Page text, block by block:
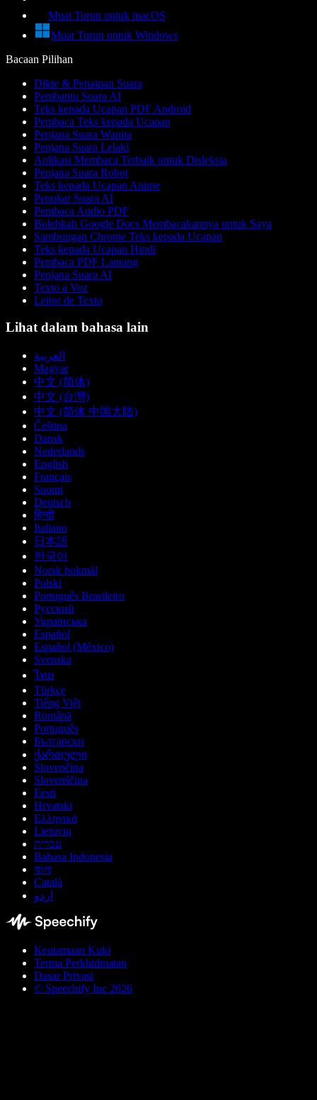
Muat Turun untuk macOS
Muat Turun untuk Windows
Bacaan Pilihan
Dikte & Penaipan Suara
Pembantu Suara AI
Teks kepada Ucapan PDF Android
Pembaca Teks kepada Ucapan
Penjana Suara Wanita
Penjana Suara Lelaki
Aplikasi Membaca Terbaik untuk Disleksia
Penjana Suara Robot
Teks kepada Ucapan Anime
Penukar Suara AI
Pembaca Audio PDF
Bolehkah Google Docs Membacakannya untuk Saya
Sambungan Chrome Teks kepada Ucapan
Teks kepada Ucapan Hindi
Pembaca PDF Lantang
Penjana Suara AI
Texto a Voz
Leitor de Texto
Lihat dalam bahasa lain
العربية
Magyar
中文 (简体)
中文 (台灣)
中文 (简体 中国大陆)
Čeština
Dansk
Nederlands
English
Français
Suomi
Deutsch
हिन्दी
Italiano
日本語
한국어
Norsk bokmål
Polski
Português Brasileiro
Русский
Українська
Español
Español (México)
Svenska
ไทย
Türkçe
Tiếng Việt
Română
Português
Български
ქართული
Slovenčina
Slovenščina
Eesti
Hrvatski
Ελληνικά
Lietuvių
עברית
Bahasa Indonesia
বাংলা
Català
اردو
Keutamaan Kuki
Terma Perkhidmatan
Dasar Privasi
© Speechify Inc 2026